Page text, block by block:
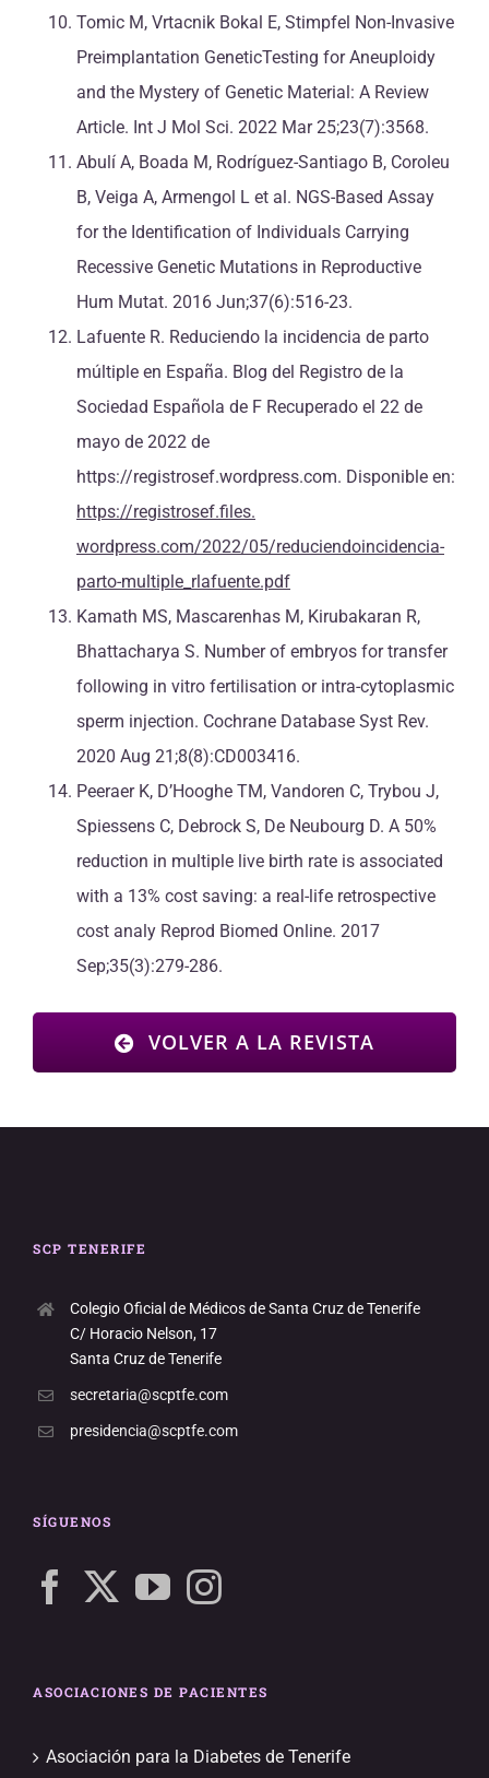
Tomic M, Vrtacnik Bokal E, Stimpfel Non-Invasive
Preimplantation GeneticTesting for Aneuploidy
and the Mystery of Genetic Material: A Review
Article. Int J Mol Sci. 2022 Mar 25;23(7):3568.
Abulí A, Boada M, Rodríguez-Santiago B, Coroleu
B, Veiga A, Armengol L et al. NGS-Based Assay
for the Identification of Individuals Carrying
Recessive Genetic Mutations in Reproductive
Hum Mutat. 2016 Jun;37(6):516-23.
Lafuente R. Reduciendo la incidencia de parto
múltiple en España. Blog del Registro de la
Sociedad Española de F Recuperado el 22 de
mayo de 2022 de
https://registrosef.wordpress.com. Disponible en:
https://registrosef.files.
wordpress.com/2022/05/reduciendoincidencia-
parto-multiple_rlafuente.pdf
Kamath MS, Mascarenhas M, Kirubakaran R,
Bhattacharya S. Number of embryos for transfer
following in vitro fertilisation or intra-cytoplasmic
sperm injection. Cochrane Database Syst Rev.
2020 Aug 21;8(8):CD003416.
Peeraer K, D’Hooghe TM, Vandoren C, Trybou J,
Spiessens C, Debrock S, De Neubourg D. A 50%
reduction in multiple live birth rate is associated
with a 13% cost saving: a real-life retrospective
cost analy Reprod Biomed Online. 2017
Sep;35(3):279-286.
VOLVER A LA REVISTA
SCP TENERIFE
Colegio Oficial de Médicos de Santa Cruz de Tenerife
C/ Horacio Nelson, 17
Santa Cruz de Tenerife
secretaria@scptfe.com
presidencia@scptfe.com
SÍGUENOS
ASOCIACIONES DE PACIENTES
Asociación para la Diabetes de Tenerife